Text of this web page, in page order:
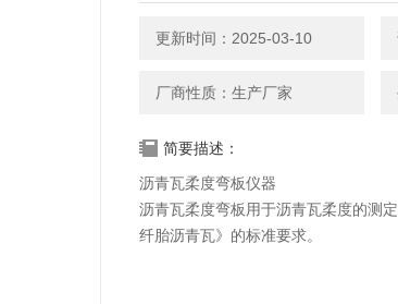
更新时间：2025-03-10
厂商性质：生产厂家
简要描述：
沥青瓦柔度弯板仪器
沥青瓦柔度弯板用于沥青瓦柔度的测
纤胎沥青瓦》的标准要求。